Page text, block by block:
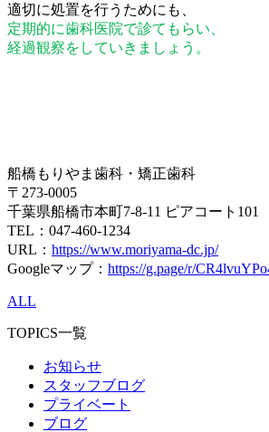
適切に処置を行うためにも、
定期的に歯科医院で診てもらい、
経過観察をしていきましょう。
船橋もりやま歯科・矯正歯科
〒273-0005
千葉県船橋市本町7-8-11 ピアコート101
TEL：047-460-1234
URL： https://www.moriyama-dc.jp/
Googleマップ： https://g.page/r/
ALL
TOPICS一覧
お知らせ
スタッフブログ
プライベート
ブログ